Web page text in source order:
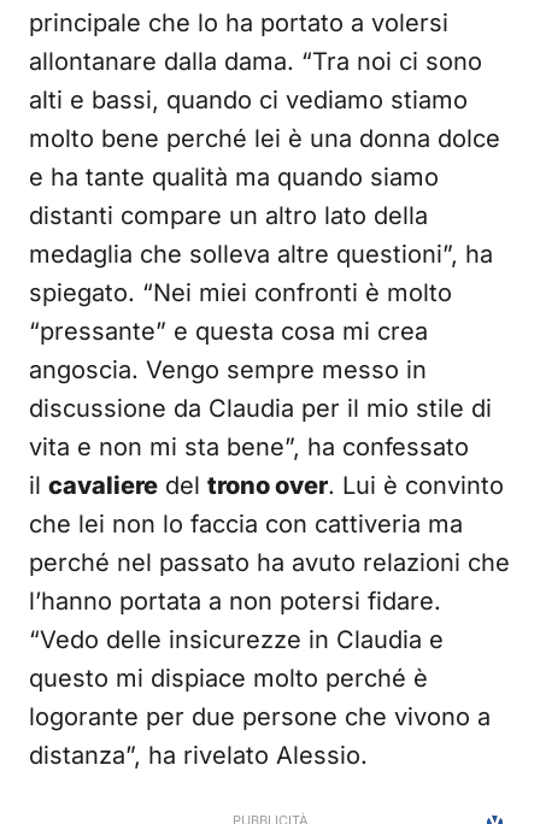
principale che lo ha portato a volersi
allontanare dalla dama. “Tra noi ci sono
alti e bassi, quando ci vediamo stiamo
molto bene perché lei è una donna dolce
e ha tante qualità ma quando siamo
distanti compare un altro lato della
medaglia che solleva altre questioni”, ha
spiegato. “Nei miei confronti è molto
“pressante” e questa cosa mi crea
angoscia. Vengo sempre messo in
discussione da Claudia per il mio stile di
vita e non mi sta bene”, ha confessato
il cavaliere del trono over. Lui è convinto
che lei non lo faccia con cattiveria ma
perché nel passato ha avuto relazioni che
l’hanno portata a non potersi fidare.
“Vedo delle insicurezze in Claudia e
questo mi dispiace molto perché è
logorante per due persone che vivono a
distanza”, ha rivelato Alessio.